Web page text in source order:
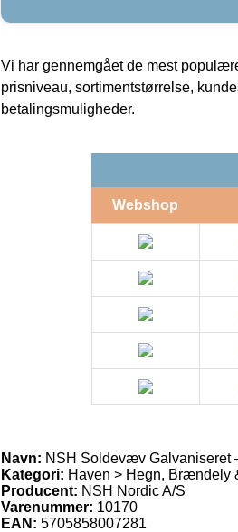
Vi har gennemgået de mest
prisniveau, sortimentstørrelse,
betalingsmuligheder.
Webshop
Navn: NSH Soldevæv Galvaniseret
Kategori: Haven > Hegn, Brændely
Producent: NSH Nordic A/S
Varenummer: 10170
EAN: 5705858007281